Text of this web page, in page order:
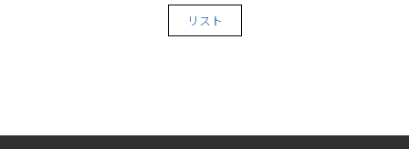
リスト